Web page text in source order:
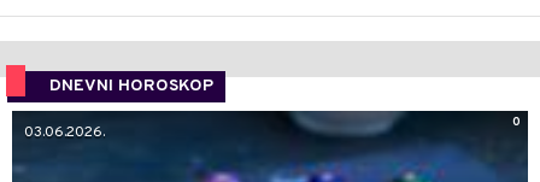
DNEVNI HOROSKOP
0
03.06.2026.